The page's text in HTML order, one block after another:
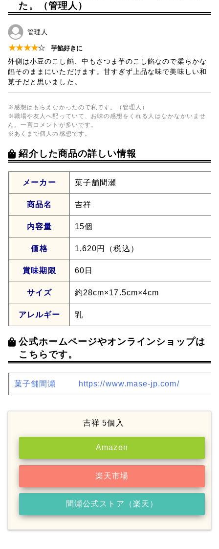
た。（管理人）
管理人
★★★★☆ 芋餡好きに
外側は小豆のこし餡、中もさつま芋のこし餡なので柔らかな
餡そのままにいただけます。甘すぎず上品な味で美味しい和
菓子だと思いました。
※感想はもらえなかったので私です。（管理人）
※職場や友人へ配っていて、お味の感想をくれる人はなかなかいませ
ん。一言コメントが多いです。
※あくまで個人の感想です。
紹介した商品の詳しい情報
メーカー 菓子舗間瀬
商品名 吉祥
内容量 15個
価格 1,620円（税込）
賞味期限 60日
サイズ 約28cm×17.5cm×4cm
アレルギー 乳
公式ホームページやオンラインショップは
こちらです。
菓子舗間瀬 https://www.mase-jp.com/
吉祥 5個入
Amazon
楽天市場
間瀬公式ストア（楽天）